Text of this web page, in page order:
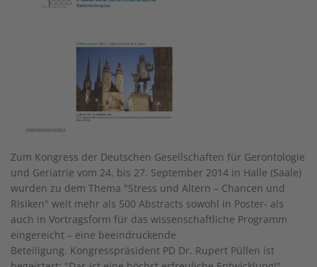
Zum Kongress der Deutschen Gesellschaften für Gerontologie
und Geriatrie vom 24. bis 27. September 2014 in Halle (Saale)
wurden zu dem Thema "Stress und Altern – Chancen und
Risiken" weit mehr als 500 Abstracts sowohl in Poster- als
auch in Vortragsform für das wissenschaftliche Programm
eingereicht – eine beeindruckende
Beteiligung. Kongresspräsident PD Dr. Rupert Püllen ist